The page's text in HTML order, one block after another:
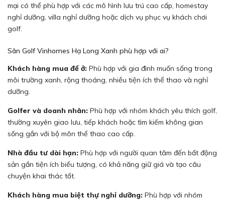
mại có thể phù hợp với các mô hình lưu trú cao cấp, homestay
nghỉ dưỡng, villa nghỉ dưỡng hoặc dịch vụ phục vụ khách chơi
golf.
Sân Golf Vinhomes Hạ Long Xanh phù hợp với ai?
Khách hàng mua để ở: Phù hợp với gia đình muốn sống trong
môi trường xanh, rộng thoáng, nhiều tiện ích thể thao và nghỉ
dưỡng.
Golfer và doanh nhân: Phù hợp với nhóm khách yêu thích golf,
thường xuyên giao lưu, tiếp khách hoặc tìm kiếm không gian
sống gắn với bộ môn thể thao cao cấp.
Nhà đầu tư dài hạn: Phù hợp với người quan tâm đến bất động
sản gần tiện ích biểu tượng, có khả năng giữ giá và tạo câu
chuyện khai thác tốt.
Khách hàng mua biệt thự nghỉ dưỡng: Phù hợp với nhóm